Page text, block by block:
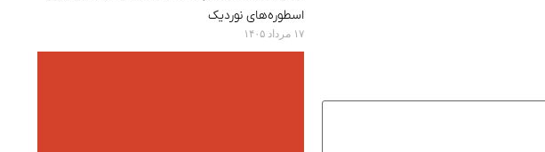
اسطوره‌های نوردیک
۱۷ مرداد ۱۴۰۵